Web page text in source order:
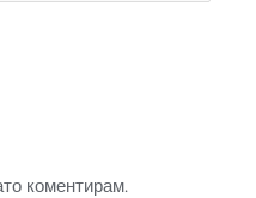
коментирам.